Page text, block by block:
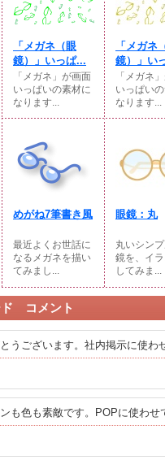
「メガネ（眼
鏡）」いっぱ...
「メガネ」が画面
いっぱいの素材に
なります...
「メガネ
鏡）」い
「メガネ
いっぱい
なります...
めがね7筆書き風
最近よくお世話に
なるメガネを描い
てみまし...
眼鏡：丸
丸いシン
鏡を、イ
してみま...
ド コメント
うございます。社内掲示に使わ
も色も素敵です。POPに使わせ